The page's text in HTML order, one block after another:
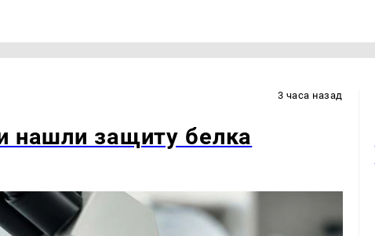
3 часа назад
нашли защиту белка